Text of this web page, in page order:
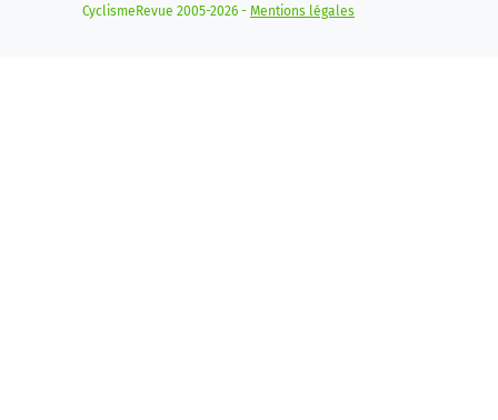
CyclismeRevue 2005-2026 - Mentions légales